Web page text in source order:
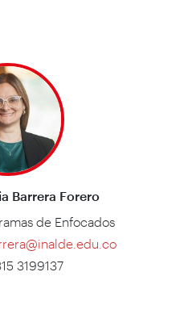
Barrera Forero
de Enfocados
3199137